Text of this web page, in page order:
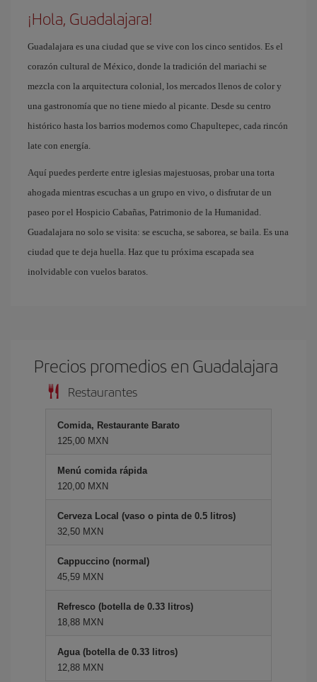
¡Hola, Guadalajara!
Guadalajara es una ciudad que se vive con los cinco sentidos. Es el
corazón cultural de México, donde la tradición del mariachi se
mezcla con la arquitectura colonial, los mercados llenos de color y
una gastronomía que no tiene miedo al picante. Desde su centro
histórico hasta los barrios modernos como Chapultepec, cada rincón
late con energía.
Aquí puedes perderte entre iglesias majestuosas, probar una torta
ahogada mientras escuchas a un grupo en vivo, o disfrutar de un
paseo por el Hospicio Cabañas, Patrimonio de la Humanidad.
Guadalajara no solo se visita: se escucha, se saborea, se baila. Es una
ciudad que te deja huella. Haz que tu próxima escapada sea
inolvidable con vuelos baratos.
Precios promedios en Guadalajara
Restaurantes
Comida, Restaurante Barato
125,00 MXN
Menú comida rápida
120,00 MXN
Cerveza Local (vaso o pinta de 0.5 litros)
32,50 MXN
Cappuccino (normal)
45,59 MXN
Refresco (botella de 0.33 litros)
18,88 MXN
Agua (botella de 0.33 litros)
12,88 MXN